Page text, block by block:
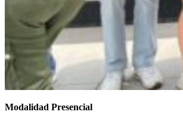
Modalidad Presencial